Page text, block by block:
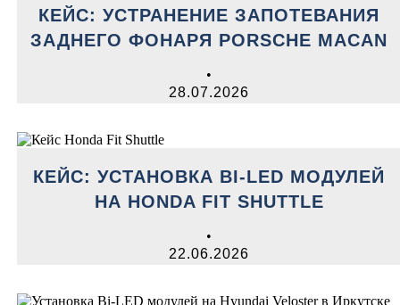
КЕЙС: УСТРАНЕНИЕ ЗАПОТЕВАНИЯ
ЗАДНЕГО ФОНАРЯ PORSCHE MACAN
•
28.07.2026
КЕЙС: УСТАНОВКА BI-LED МОДУЛЕЙ
НА HONDA FIT SHUTTLE
•
22.06.2026